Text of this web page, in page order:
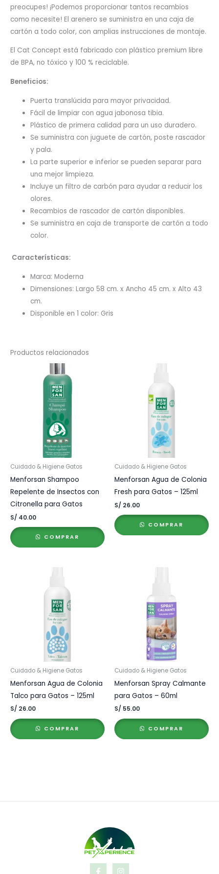
preocupes! ¡Podemos proporcionar tantos recambios
como necesite! El arenero se suministra en una caja de
cartón a todo color, con amplias instrucciones de montaje.
El Cat Concept está fabricado con plástico premium libre
de BPA, no tóxico y 100 % reciclable.
Beneficios:
Puerta translúcida para mayor privacidad.
Fácil de limpiar con agua jabonosa tibia.
Plástico de primera calidad para un uso duradero.
Se suministra con juguete de cartón, poste rascador
y pala.
La parte superior e inferior se pueden separar para
una mejor limpieza.
Incluye un filtro de carbón para ayudar a reducir los
olores.
Recambios de rascador de cartón disponibles.
Se suministra en caja de transporte de cartón a todo
color.
Características:
Marca: Moderna
Dimensiones: Largo 58 cm. x Ancho 45 cm. x Alto 43
cm.
Disponible en 1 color: Gris
Productos relacionados
Cuidado & Higiene Gatos
Menforsan Shampoo
Repelente de Insectos con
Citronella para Gatos
S/ 40.00
COMPRAR
Cuidado & Higiene Gatos
Menforsan Agua de Colonia
Fresh para Gatos – 125ml
S/ 26.00
COMPRAR
Cuidado & Higiene Gatos
Menforsan Agua de Colonia
Talco para Gatos – 125ml
S/ 26.00
COMPRAR
Cuidado & Higiene Gatos
Menforsan Spray Calmante
para Gatos – 60ml
S/ 55.00
COMPRAR